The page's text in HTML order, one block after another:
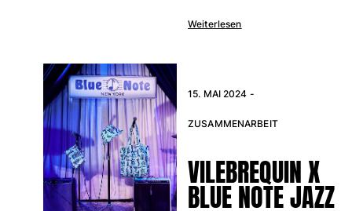
Weiterlesen
15. MAI 2024 -
ZUSAMMENARBEIT
VILEBREQUIN X
BLUE NOTE JAZZ